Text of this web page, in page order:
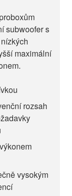
subwoofer s
maximální
rozsah
vysokým